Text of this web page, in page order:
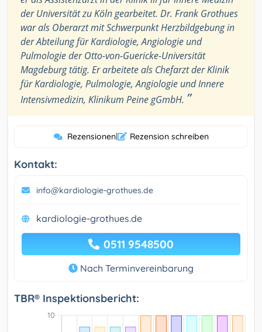
der Universität zu Köln gearbeitet. Dr. Frank Grothues
war als Oberarzt mit Schwerpunkt Herzbildgebung in
der Abteilung für Kardiologie, Angiologie und
Pulmologie der Otto-von-Guericke-Universität
Magdeburg tätig. Er arbeitete als Chefarzt der Klinik
für Kardiologie, Pulmologie, Angiologie und Innere
Intensivmedizin, Klinikum Peine gGmbH. ”
Rezensionen| Rezension schreiben
Kontakt:
info@kardiologie-grothues.de
kardiologie-grothues.de
0511 9548500
Nach Terminvereinbarung
TBR® Inspektionsbericht: